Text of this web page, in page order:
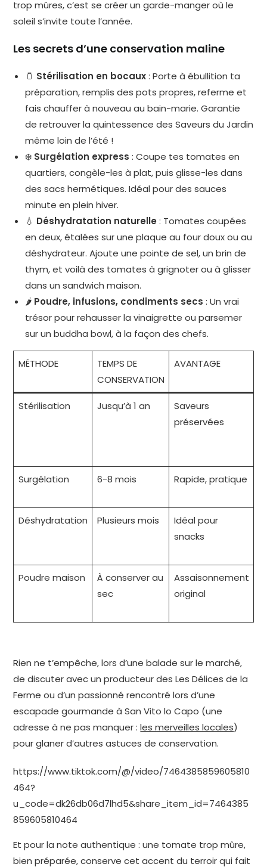
trop mûres, c’est se créer un garde-manger où le
soleil s’invite toute l’année.
Les secrets d’une conservation maline
🫙 Stérilisation en bocaux: Porte à ébullition ta
préparation, remplis des pots propres, referme et
fais chauffer à nouveau au bain-marie. Garantie
de retrouver la quintessence des Saveurs du Jardin
même loin de l’été !
❄️ Surgélation express : Coupe tes tomates en
quartiers, congèle-les à plat, puis glisse-les dans
des sacs hermétiques. Idéal pour des sauces
minute en plein hiver.
💧 Déshydratation naturelle : Tomates coupées
en deux, étalées sur une plaque au four doux ou au
déshydrateur. Ajoute une pointe de sel, un brin de
thym, et voilà des tomates à grignoter ou à glisser
dans un sandwich maison.
🌶️ Poudre, infusions, condiments secs : Un vrai
trésor pour rehausser la vinaigrette ou parsemer
sur un buddha bowl, à la façon des chefs.
MÉTHODE
TEMPS DE
CONSERVATION
AVANTAGE
Stérilisation Jusqu’à 1 an
Saveurs
préservées
Surgélation
6-8 mois Rapide, pratique
Déshydratation
Plusieurs mois
Idéal pour
snacks
Poudre maison
À conserver au
sec
Assaisonnement
original
Rien ne t’empêche, lors d’une balade sur le marché,
de discuter avec un producteur des Les Délices de la
Ferme ou d’un passionné rencontré lors d’une
escapade gourmande à San Vito lo Capo (une
adresse à ne pas manquer :les merveilles locales)
pour glaner d’autres astuces de conservation.
https://www.tiktok.com/@/video/7464385859605810
464?
u_code=dk26db06d7lhd5&share_item_id=7464385
859605810464
Et pour la note authentique : une tomate trop mûre,
bien préparée, conserve cet accent du terroir qui fait